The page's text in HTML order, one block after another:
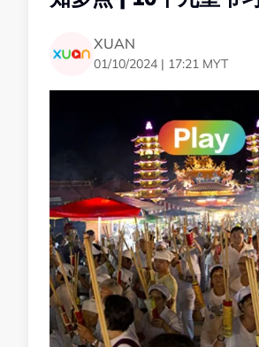
XUAN
01/10/2024 | 17:21 MYT